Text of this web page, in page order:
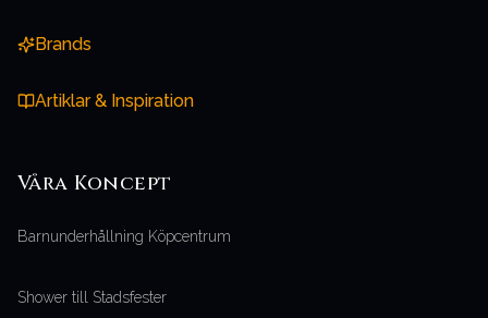
Brands
Artiklar & Inspiration
Våra Koncept
Barnunderhållning Köpcentrum
Shower till Stadsfester